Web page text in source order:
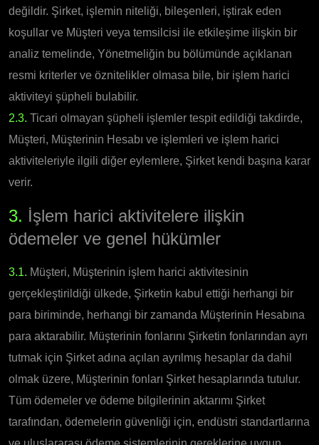
değildir. Şirket, işlemin niteliği, bileşenleri, iştirak eden
koşullar ve Müşteri veya temsilcisi ile etkileşime ilişkin bir
analiz temelinde, Yönetmeliğin bu bölümünde açıklanan
resmi kriterler ve öznitelikler olmasa bile, bir işlem harici
aktiviteyi şüpheli bulabilir.
2.3. Ticari olmayan şüpheli işlemler tespit edildiği takdirde,
Müşteri, Müşterinin Hesabı ve işlemleri ve işlem harici
aktiviteleriyle ilgili diğer eylemlere, Şirket kendi başına karar
verir.
3. İşlem harici aktivitelere ilişkin
ödemeler ve genel hükümler
3.1. Müşteri, Müşterinin işlem harici aktivitesinin
gerçekleştirildiği ülkede, Şirketin kabul ettiği herhangi bir
para biriminde, herhangi bir zamanda Müşterinin Hesabına
para aktarabilir. Müşterinin fonlarını Şirketin fonlarından ayrı
tutmak için Şirket adına açılan ayrılmış hesaplar da dahil
olmak üzere, Müşterinin fonları Şirket hesaplarında tutulur.
Tüm ödemeler ve ödeme bilgilerinin aktarımı Şirket
tarafından, ödemelerin güvenliği için, endüstri standartlarına